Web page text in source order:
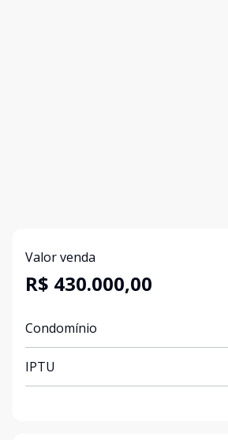
Valor venda
R$ 430.000,00
Condomínio
IPTU